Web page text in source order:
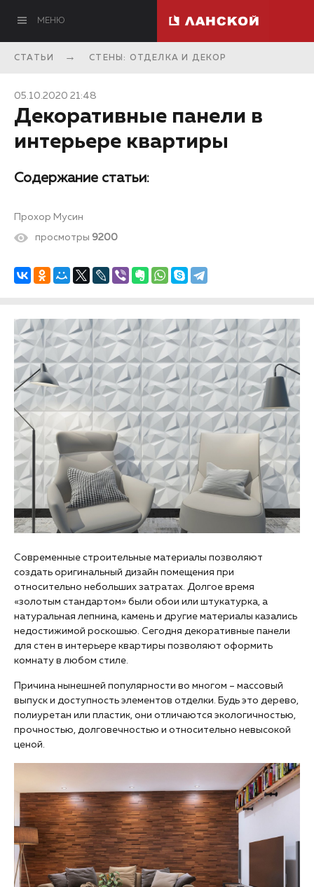
МЕНЮ
СТАТЬИ СТЕНЫ: ОТДЕЛКА И ДЕКОР
05.10.2020 21:48
Декоративные панели в
интерьере квартиры
Содержание статьи:
Прохор Мусин
просмотры 9200
Современные строительные материалы позволяют
создать оригинальный дизайн помещения при
относительно небольших затратах. Долгое время
«золотым стандартом» были обои или штукатурка, а
натуральная лепнина, камень и другие материалы казались
недостижимой роскошью. Сегодня декоративные панели
для стен в интерьере квартиры позволяют оформить
комнату в любом стиле.
Причина нынешней популярности во многом – массовый
выпуск и доступность элементов отделки. Будь это дерево,
полиуретан или пластик, они отличаются экологичностью,
прочностью, долговечностью и относительно невысокой
ценой.